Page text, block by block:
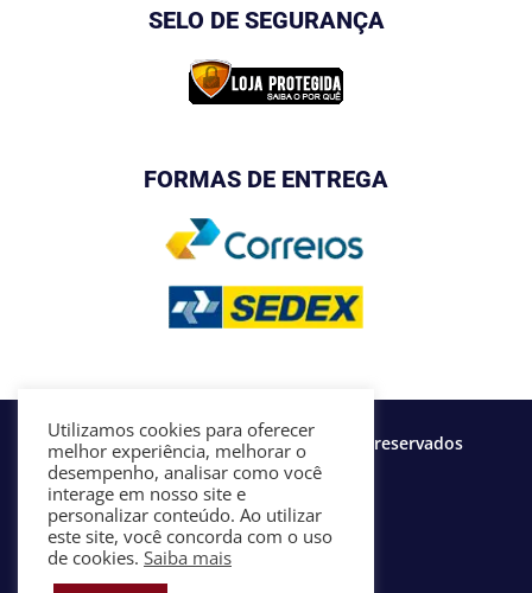
SELO DE SEGURANÇA
FORMAS DE ENTREGA
©2020 FBSjerseys - Todos os direitos reservados
Siga a FBS
Utilizamos cookies para oferecer
melhor experiência, melhorar o
desempenho, analisar como você
interage em nosso site e
personalizar conteúdo. Ao utilizar
este site, você concorda com o uso
de cookies. Saiba mais